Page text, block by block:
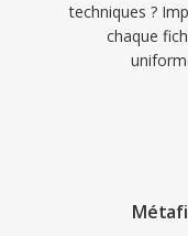
techniques ?
chaque